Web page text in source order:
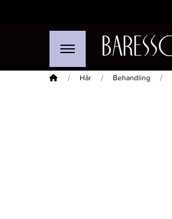
Hem Hår Behandling